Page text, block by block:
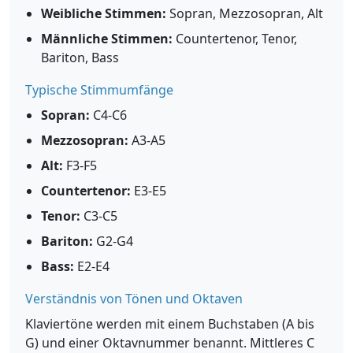
Weibliche Stimmen: Sopran, Mezzosopran, Alt
Männliche Stimmen: Countertenor, Tenor,
Bariton, Bass
Typische Stimmumfänge
Sopran: C4-C6
Mezzosopran: A3-A5
Alt: F3-F5
Countertenor: E3-E5
Tenor: C3-C5
Bariton: G2-G4
Bass: E2-E4
Verständnis von Tönen und Oktaven
Klaviertöne werden mit einem Buchstaben (A bis
G) und einer Oktavnummer benannt. Mittleres C